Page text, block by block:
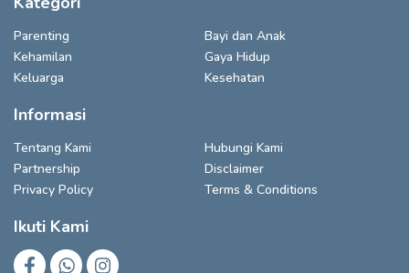
Parenting
Bayi dan Anak
Kehamilan
Gaya Hidup
Keluarga
Kesehatan
Informasi
Tentang Kami
Hubungi Kami
Partnership
Disclaimer
Privacy Policy
Terms & Conditions
Ikuti Kami